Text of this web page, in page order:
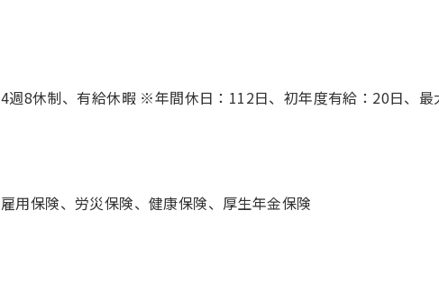
4週8休制、有給休暇 ※年間休日：112日、初年度有給：20日、最
雇用保険、労災保険、健康保険、厚生年金保険